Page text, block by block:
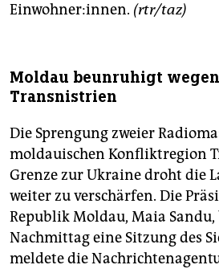
Einwohner:innen. (rtr/taz)
Moldau beunruhigt
Transnistrien
Die Sprengung zweier
moldauischen Konfliktregion
Grenze zur Ukraine droht die
weiter zu verschärfen. Die
Republik Moldau, Maia
Nachmittag eine Sitzung des
meldete die